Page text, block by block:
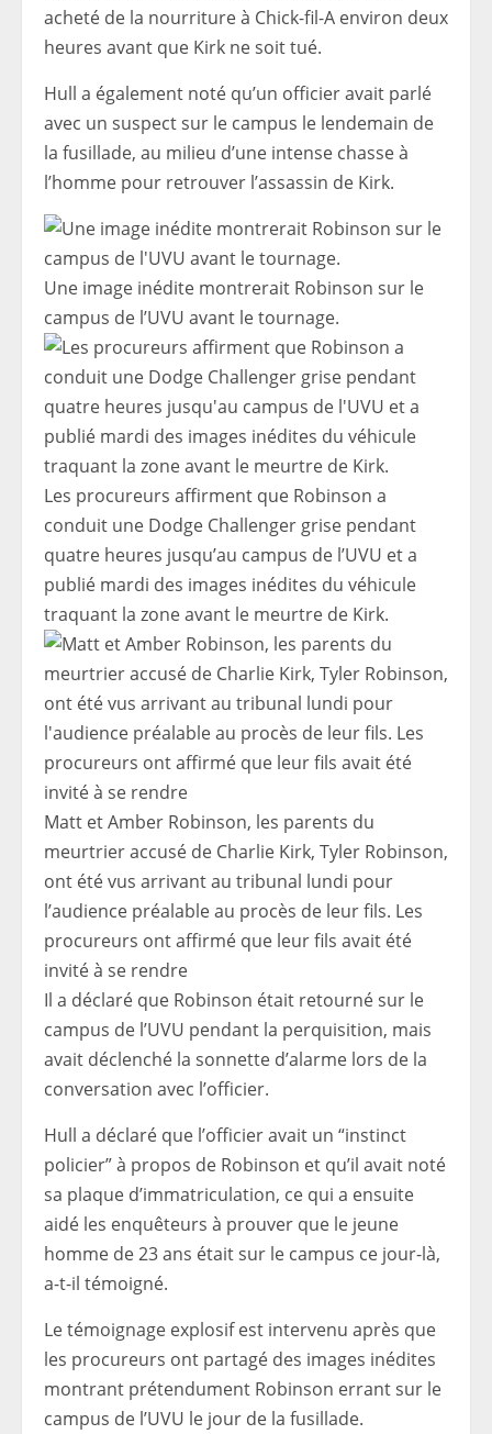
acheté de la nourriture à Chick-fil-A environ deux
heures avant que Kirk ne soit tué.
Hull a également noté qu’un officier avait parlé
avec un suspect sur le campus le lendemain de
la fusillade, au milieu d’une intense chasse à
l’homme pour retrouver l’assassin de Kirk.
Une image inédite montrerait Robinson sur le
campus de l’UVU avant le tournage.
Les procureurs affirment que Robinson a
conduit une Dodge Challenger grise pendant
quatre heures jusqu’au campus de l’UVU et a
publié mardi des images inédites du véhicule
traquant la zone avant le meurtre de Kirk.
Matt et Amber Robinson, les parents du
meurtrier accusé de Charlie Kirk, Tyler Robinson,
ont été vus arrivant au tribunal lundi pour
l’audience préalable au procès de leur fils. Les
procureurs ont affirmé que leur fils avait été
invité à se rendre
Il a déclaré que Robinson était retourné sur le
campus de l’UVU pendant la perquisition, mais
avait déclenché la sonnette d’alarme lors de la
conversation avec l’officier.
Hull a déclaré que l’officier avait un “instinct
policier” à propos de Robinson et qu’il avait noté
sa plaque d’immatriculation, ce qui a ensuite
aidé les enquêteurs à prouver que le jeune
homme de 23 ans était sur le campus ce jour-là,
a-t-il témoigné.
Le témoignage explosif est intervenu après que
les procureurs ont partagé des images inédites
montrant prétendument Robinson errant sur le
campus de l’UVU le jour de la fusillade.